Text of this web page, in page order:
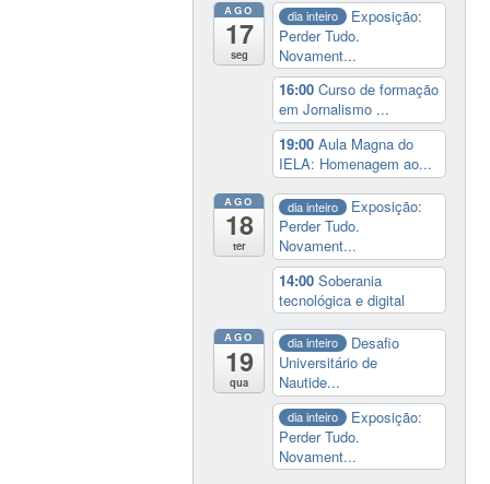
AGO
17
seg
dia inteiro
Exposição:
Perder Tudo.
Novament...
16:00Curso de formação
em Jornalismo ...
19:00Aula Magna do
IELA: Homenagem ao...
AGO
18
ter
dia inteiro
Exposição:
Perder Tudo.
Novament...
14:00Soberania
tecnológica e digital
AGO
19
qua
dia inteiro
Desafio
Universitário de
Nautide...
dia inteiro
Exposição:
Perder Tudo.
Novament...